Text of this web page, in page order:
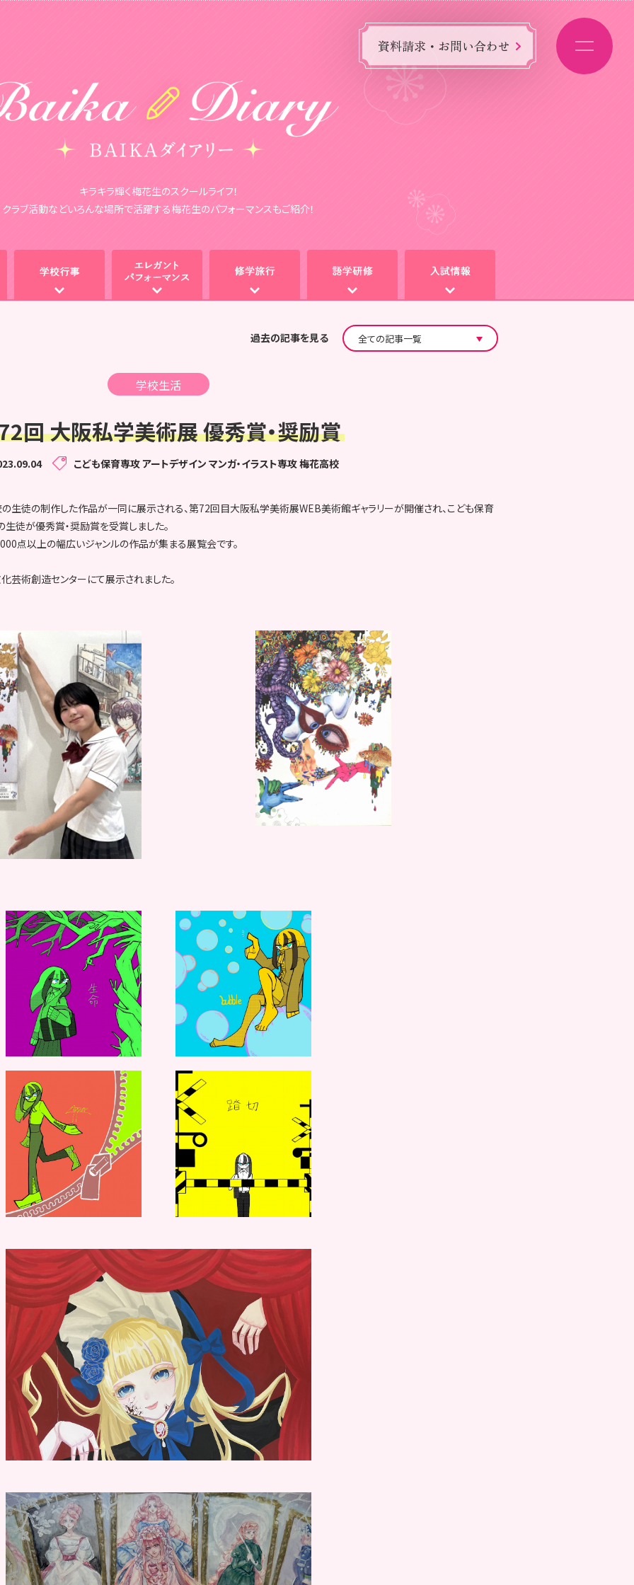
資料請求・お問い合わせ
キラキラ輝く梅花生のスクールライフ！
クラブ活動などいろんな場所で活躍する梅花生のパフォーマンスもご紹介！
過去の記事を見る
学校生活
回 大阪私学美術展 優秀賞・奨励賞
こども保育専攻アートデザイン マンガ・イラスト専攻梅花高校
生徒の制作した作品が一同に展示される、第72回目大阪私学美術展WEB美術館ギャラリーが開催され、こども保育
生徒が優秀賞・奨励賞を受賞しました。
点以上の幅広いジャンルの作品が集まる展覧会です。
術創造センターにて展示されました。